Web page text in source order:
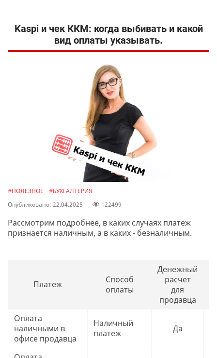
Kaspi и чек ККМ: когда выбивать и какой
вид оплаты указывать.
#ПОЛЕЗНОЕ
#БУХГАЛТЕРИЯ
Опубликовано: 22.04.2025
122499
Рассмотрим подробнее, в каких случаях платеж
признается наличным, а в каких - безналичным.
Платеж
Способ
оплаты
Денежный
расчет
для
продавца
Оплата
наличными в
офисе продавца
Наличный
платеж
Да